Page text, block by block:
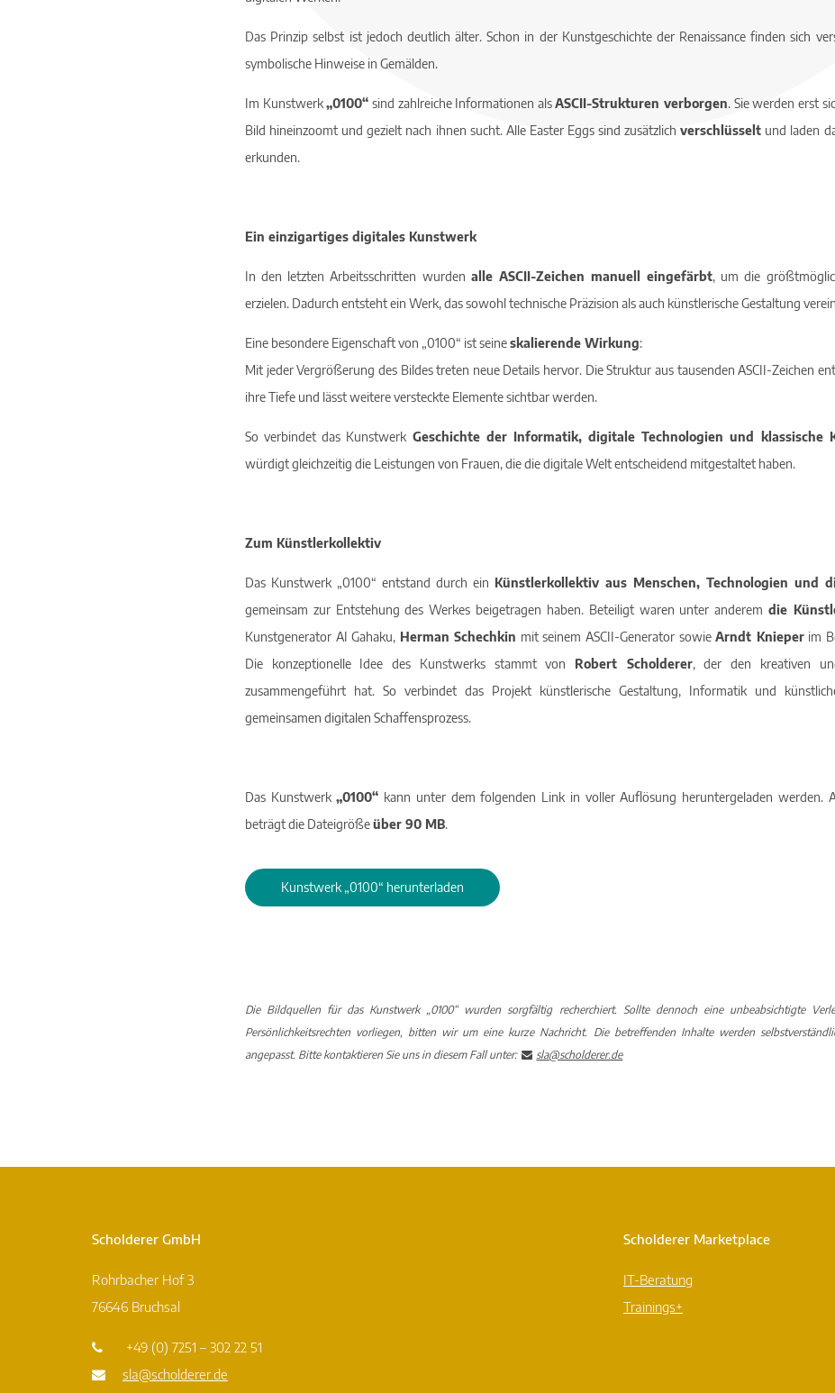
Das Prinzip selbst ist jedoch deutlich älter. Schon in der Kunstgeschichte der Renaissance finden sich
symbolische Hinweise in Gemälden.
Im Kunstwerk„0100“ sind zahlreiche Informationen alsASCII-Strukturen verborgen. Sie werden erst
Bild hineinzoomt und gezielt nach ihnen sucht. Alle Easter Eggs sind zusätzlichverschlüsselt und laden
erkunden.
Ein einzigartiges digitales Kunstwerk
In den letzten Arbeitsschritten wurden alle ASCII-Zeichen manuell eingefärbt, um die
erzielen. Dadurch entsteht ein Werk, das sowohl technische Präzision als auch künstlerische Gestaltung
Eine besondere Eigenschaft von „0100“ ist seineskalierende Wirkung:
Mit jeder Vergrößerung des Bildes treten neue Details hervor. Die Struktur aus tausenden ASCII-Zeichen
ihre Tiefe und lässt weitere versteckte Elemente sichtbar werden.
So verbindet das Kunstwerk Geschichte der Informatik, digitale Technologien und klassische
würdigt gleichzeitig die Leistungen von Frauen, die die digitale Welt entscheidend mitgestaltet haben.
Zum Künstlerkollektiv
Das Kunstwerk „0100“ entstand durch ein Künstlerkollektiv aus Menschen, Technologien und
gemeinsam zur Entstehung des Werkes beigetragen haben. Beteiligt waren unter anderem die
Kunstgenerator AI Gahaku, Herman Schechkin mit seinem ASCII-Generator sowieArndt Knieperim
Die konzeptionelle Idee des Kunstwerks stammt von Robert Scholderer, der den kreativen
zusammengeführt hat. So verbindet das Projekt künstlerische Gestaltung, Informatik und
gemeinsamen digitalen Schaffensprozess.
Das Kunstwerk„0100“ kann unter dem folgenden Link in voller Auflösung heruntergeladen werden.
beträgt die Dateigrößeüber 90 MB.
Kunstwerk „0100“ herunterladen
Die Bildquellen für das Kunstwerk „0100“ wurden sorgfältig recherchiert. Sollte dennoch eine unbeabsichtigte
Persönlichkeitsrechten vorliegen, bitten wir um eine kurze Nachricht. Die betreffenden Inhalte werden
angepasst. Bitte kontaktieren Sie uns in diesem Fall unter:
sla@scholderer.de
Scholderer GmbH
Rohrbacher Hof 3
76646 Bruchsal
+49 (0) 7251 – 302 22 51
sla@scholderer.de
Scholderer Marketplace
IT-Beratung
Trainings+